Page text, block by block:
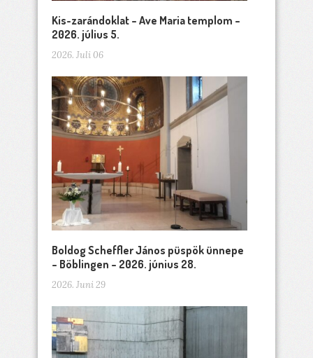
Kis-zarándoklat – Ave Maria templom –
2026. július 5.
2026. Juli 06
Boldog Scheffler János püspök ünnepe
– Böblingen – 2026. június 28.
2026. Juni 29